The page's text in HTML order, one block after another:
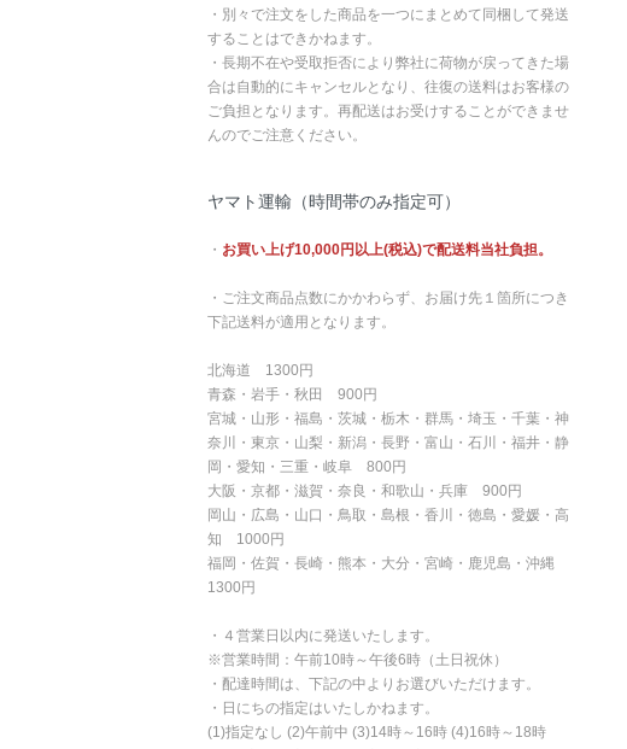
・別々で注文をした商品を一つにまとめて同梱して発送
することはできかねます。
・長期不在や受取拒否により弊社に荷物が戻ってきた場
合は自動的にキャンセルとなり、往復の送料はお客様の
ご負担となります。再配送はお受けすることができませ
んのでご注意ください。
ヤマト運輸（時間帯のみ指定可）
・ お買い上げ10,000円以上(税込)で配送料当社負担。
・ご注文商品点数にかかわらず、お届け先１箇所につき
下記送料が適用となります。
北海道 1300円
青森・岩手・秋田 900円
宮城・山形・福島・茨城・栃木・群馬・埼玉・千葉・神
奈川・東京・山梨・新潟・長野・富山・石川・福井・静
岡・愛知・三重・岐阜 800円
大阪・京都・滋賀・奈良・和歌山・兵庫 900円
岡山・広島・山口・鳥取・島根・香川・徳島・愛媛・高
知 1000円
福岡・佐賀・長崎・熊本・大分・宮崎・鹿児島・沖縄
1300円
・４営業日以内に発送いたします。
※営業時間：午前10時～午後6時（土日祝休）
・配達時間は、下記の中よりお選びいただけます。
・日にちの指定はいたしかねます。
(1)指定なし (2)午前中 (3)14時～16時 (4)16時～18時